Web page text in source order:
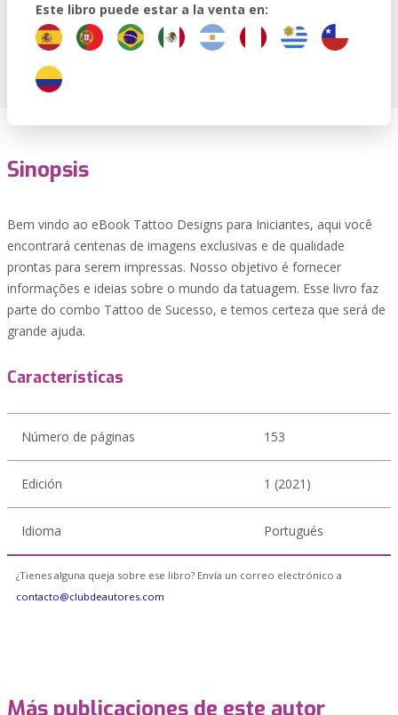
Este libro puede estar a la venta en:
Sinopsis
Bem vindo ao eBook Tattoo Designs para Iniciantes, aqui você
encontrará centenas de imagens exclusivas e de qualidade
prontas para serem impressas. Nosso objetivo é fornecer
informações e ideias sobre o mundo da tatuagem. Esse livro faz
parte do combo Tattoo de Sucesso, e temos certeza que será de
grande ajuda.
Características
Número de páginas 153
Edición 1 (2021)
Idioma Portugués
¿Tienes alguna queja sobre ese libro? Envía un correo electrónico a
contacto@clubdeautores.com
Más publicaciones de este autor